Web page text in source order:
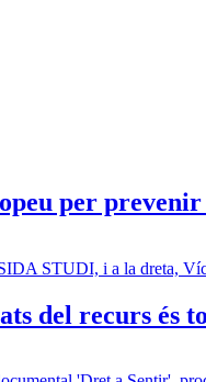
per prevenir
del recurs és